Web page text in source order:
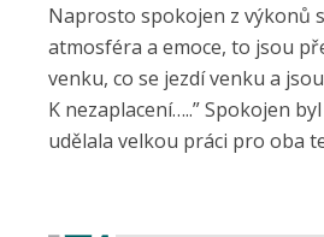
Naprosto spokojen z výkonů
atmosféra a emoce, to jsou
venku, co se jezdí venku a
K nezaplacení…..” Spokojen
udělala velkou práci pro oba